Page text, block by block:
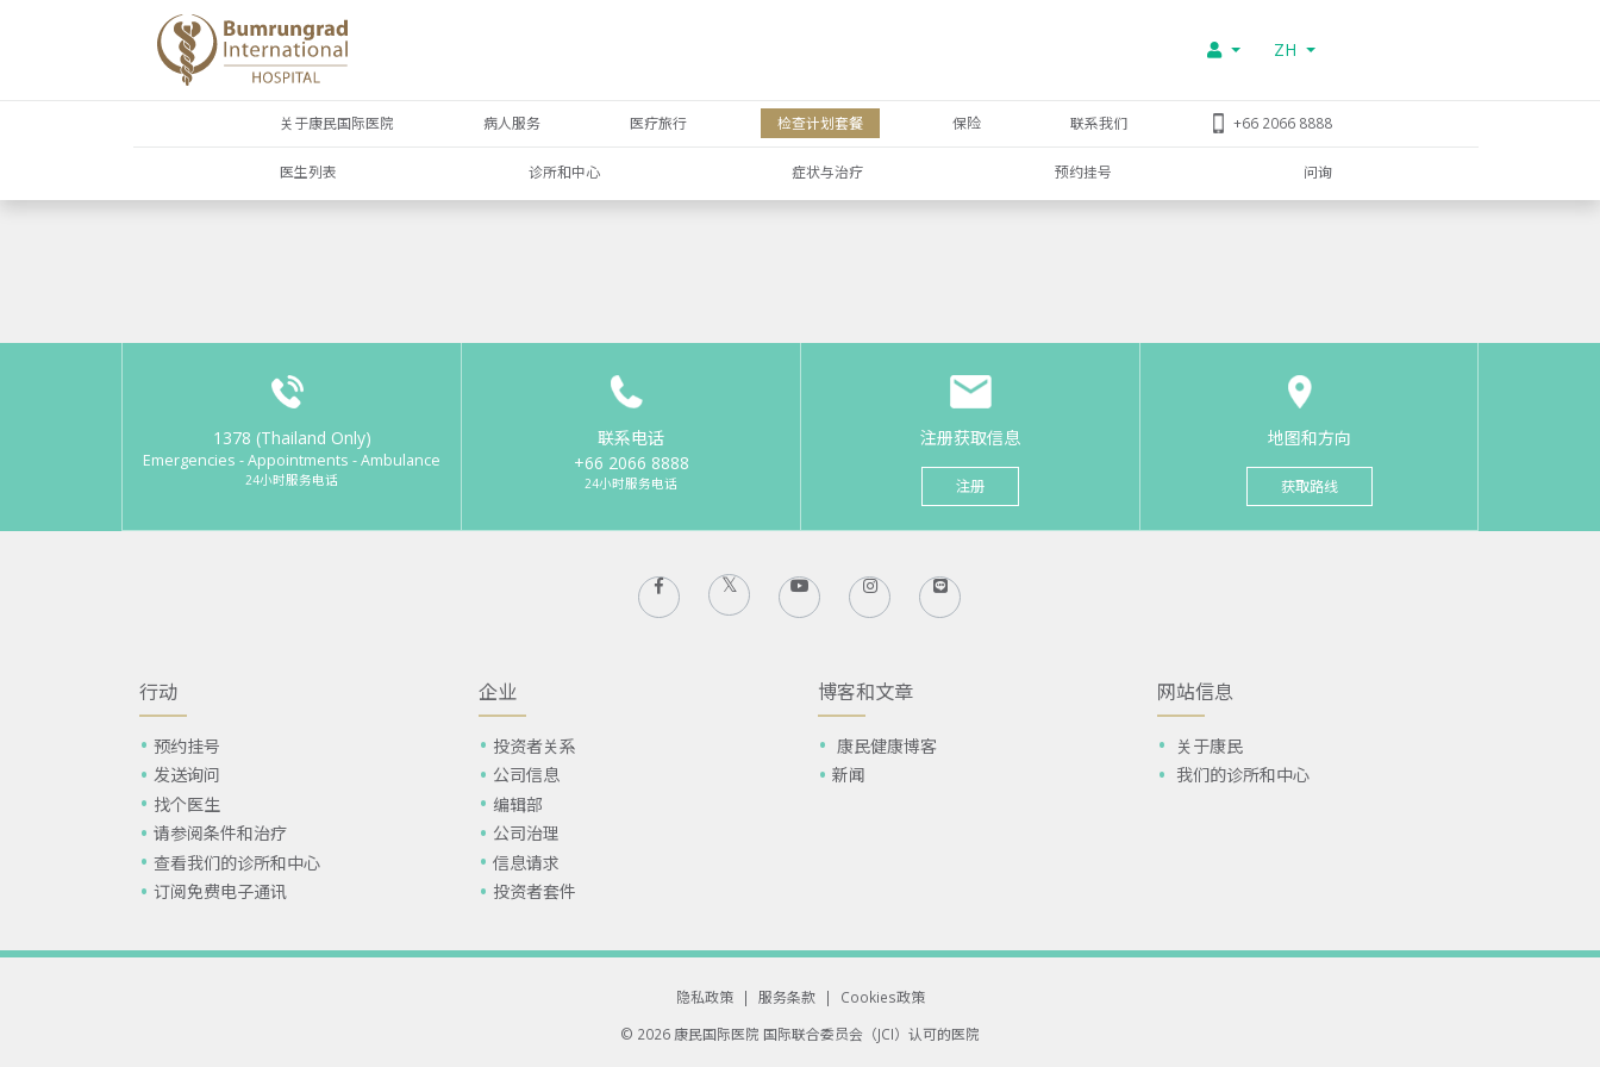
ZH
关于康民国际医院 病人服务 医疗旅行 检查计划套餐 保险 联系我们 +66 2066 8888
医生列表 诊所和中心 症状与治疗 预约挂号 问询
1378 (Thailand Only)
Emergencies - Appointments - Ambulance
24小时服务电话
联系电话
+66 2066 8888
24小时服务电话
注册获取信息
注册
地图和方向
获取路线
行动
预约挂号
发送询问
找个医生
请参阅条件和治疗
查看我们的诊所和中心
订阅免费电子通讯
企业
投资者关系
公司信息
编辑部
公司治理
信息请求
投资者套件
博客和文章
康民健康博客
新闻
网站信息
关于康民
我们的诊所和中心
隐私政策 | 服务条款 |
Cookies政策
© 2026 康民国际医院 国际联合委员会（JCI）认可的医院